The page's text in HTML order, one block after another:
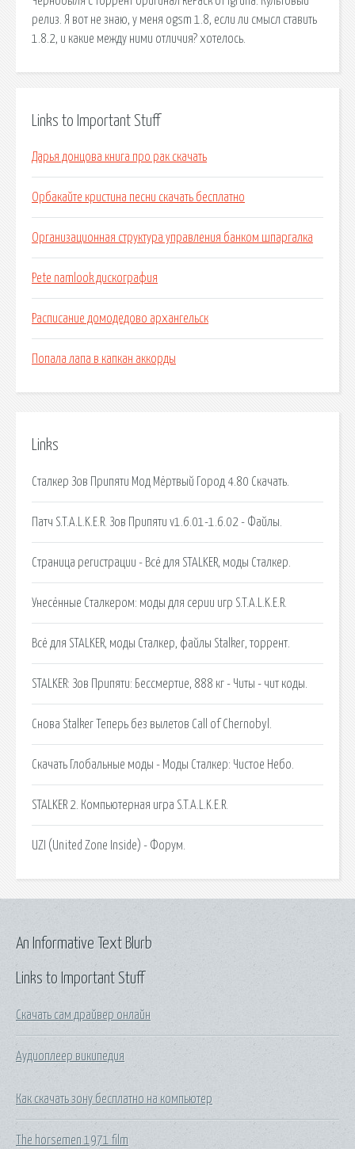
релиз. Я вот не знаю, у меня ogsm 1.8, если ли смысл ставить
1.8.2, и какие между ними отличия? хотелось.
Links to Important Stuff
Дарья донцова книга про рак скачать
Орбакайте кристина песни скачать бесплатно
Организационная структура управления банком шпаргалка
Pete namlook дискография
Расписание домодедово архангельск
Попала лапа в капкан аккорды
Links
Сталкер Зов Припяти Мод Мёртвый Город 4.80 Скачать.
Патч S.T.A.L.K.E.R. Зов Припяти v1.6.01-1.6.02 - Файлы.
Страница регистрации - Всё для STALKER, моды Сталкер.
Унесённые Сталкером: моды для серии игр S.T.A.L.K.E.R.
Всё для STALKER, моды Сталкер, файлы Stalker, торрент.
STALKER: Зов Припяти: Бессмертие, 888 кг - Читы - чит коды.
Снова Stalker Теперь без вылетов Call of Chernobyl.
Скачать Глобальные моды - Моды Сталкер: Чистое Небо.
STALKER 2. Компьютерная игра S.T.A.L.K.E.R.
UZI (United Zone Inside) - Форум.
Links to Important Stuff
Скачать сам драйвер онлайн
Аудиоплеер википедия
Как скачать зону бесплатно на компьютер
The horsemen 1971 film
An Informative Text Blurb